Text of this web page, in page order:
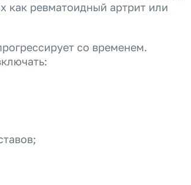
как ревматоидный артрит или
со временем.